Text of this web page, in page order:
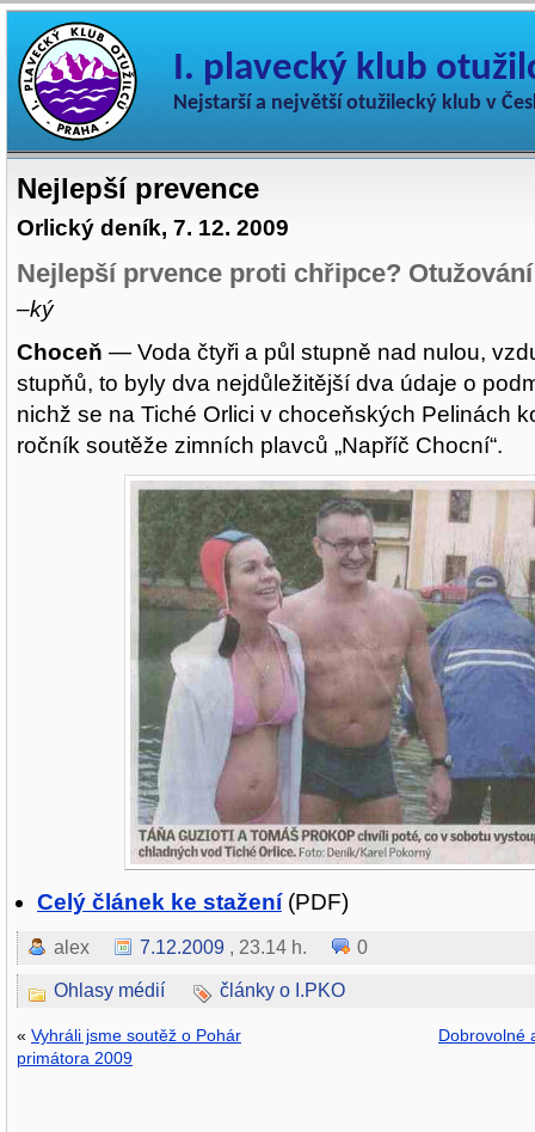
I. plavecký klub
Nejstarší a největší otužilecký klub v
Nejlepší prevence
Orlický deník, 7. 12. 2009
Nejlepší prvence proti chřipce?
–ký
Choceň — Voda čtyři a půl stupně nad nulou,
stupňů, to byly dva nejdůležitější dva údaje o
nichž se na Tiché Orlici v choceňských Pelinách
ročník soutěže zimních plavců „Napříč Chocní“.
Celý článek ke stažení(PDF)
alex 7.12.2009 , 23.14 h. 0
Ohlasy médií články o I.PKO
« Vyhráli jsme soutěž o Pohár
primátora 2009
Dobrovolné